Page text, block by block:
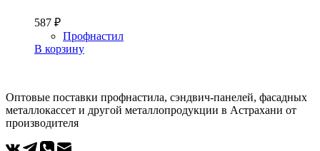
587 ₽
Профнастил
В корзину
Оптовые поставки профнастила, сэндвич-панелей, фасадных
металлокассет и другой металлопродукции в Астрахани от
производителя